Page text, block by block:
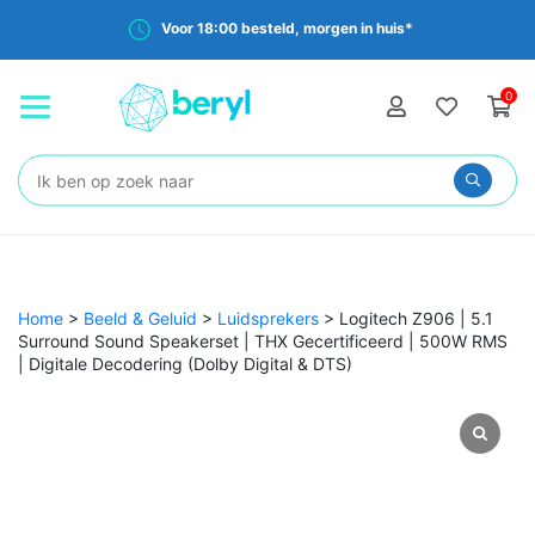
Voor 18:00 besteld, morgen in huis*
0
Zoeken:
Home > Beeld & Geluid > Luidsprekers > Logitech Z906 | 5.1
Surround Sound Speakerset | THX Gecertificeerd | 500W RMS
| Digitale Decodering (Dolby Digital & DTS)